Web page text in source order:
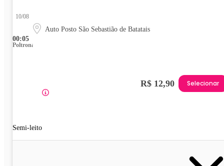
00:05
10/08
Auto Posto São Sebastião de Batatais
Poltrona
Semi-leito
R$ 12,90 Selecionar